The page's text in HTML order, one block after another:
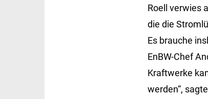
Roell verwies
die die
Es brauche
EnBW-Chef
Kraftwerke
werden“,